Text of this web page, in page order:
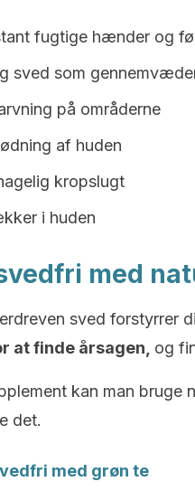
fugtige hænder og
sved som
på områderne
af huden
kropslugt
i huden
med
sved forstyrrer
at finde årsagen, og
kan man bruge
det.
med grøn te